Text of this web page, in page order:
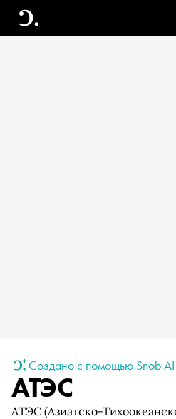
Создано с помощью Snob AI
АТЭС
АТЭС (Азиатско-